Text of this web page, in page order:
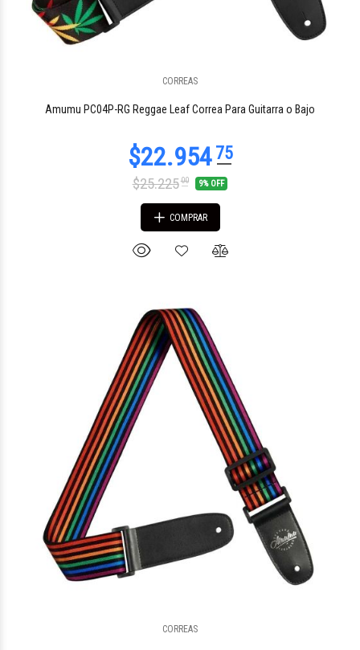
CORREAS
Amumu PC04P-RG Reggae Leaf Correa Para Guitarra o Bajo
$25.22500 9% OFF
COMPRAR
CORREAS